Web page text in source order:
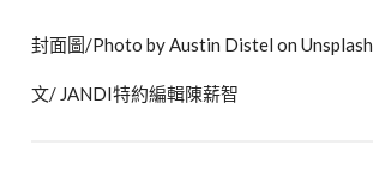
封面圖/Photo by Austin Distel on Unsplash
文/ JANDI特約編輯陳薪智